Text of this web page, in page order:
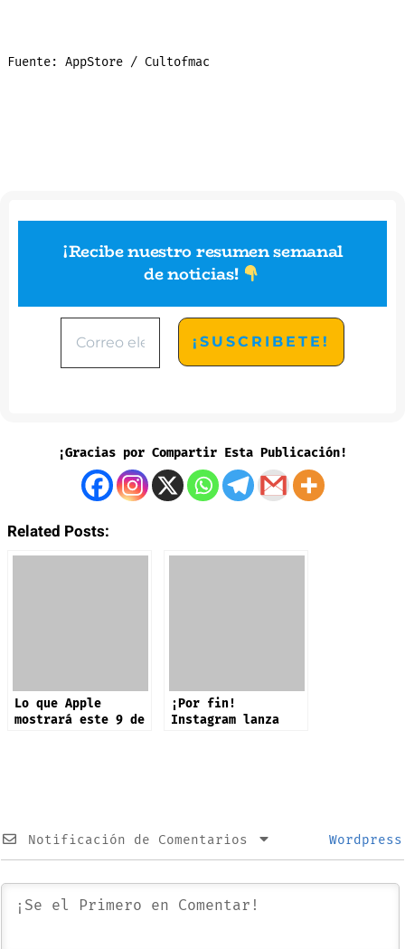
Fuente: AppStore / Cultofmac
¡Recibe nuestro resumen semanal
de noticias!
¡Gracias por Compartir Esta Publicación!
Related Posts:
Lo que Apple
mostrará este 9 de
¡Por fin!
Instagram lanza
Notificación de Comentarios Wordpress